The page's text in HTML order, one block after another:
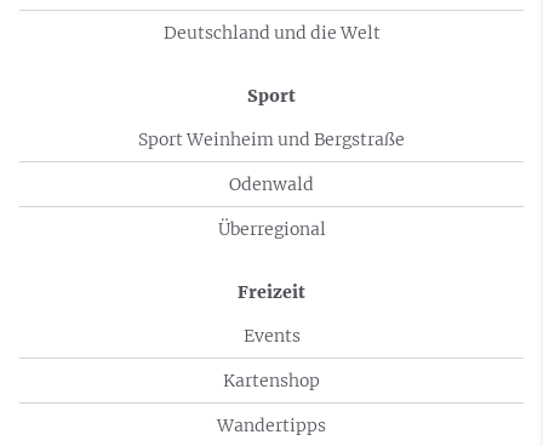
Deutschland und die Welt
Sport
Sport Weinheim und Bergstraße
Odenwald
Überregional
Freizeit
Events
Kartenshop
Wandertipps